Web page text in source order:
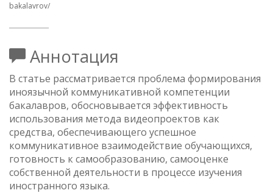
bakalavrov/
Аннотация
В статье рассматривается проблема формирования
иноязычной коммуникативной компетенции
бакалавров, обосновывается эффективность
использования метода видеопроектов как
средства, обеспечивающего успешное
коммуникативное взаимодействие обучающихся,
готовность к самообразованию, самооценке
собственной деятельности в процессе изучения
иностранного языка.